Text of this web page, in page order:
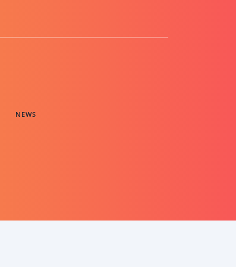
NEWS